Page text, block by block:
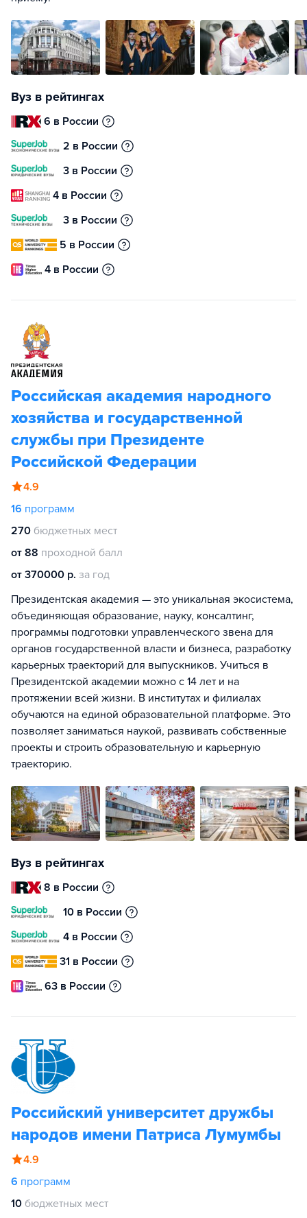
Вуз в рейтингах
6 в России
2 в России
3 в России
4 в России
3 в России
5 в России
4 в России
Российская академия народного
хозяйства и государственной
службы при Президенте
Российской Федерации
4.9
16 программ
270 бюджетных мест
от 88 проходной балл
от 370000 р. за год
Президентская академия — это уникальная экосистема,
объединяющая образование, науку, консалтинг,
программы подготовки управленческого звена для
органов государственной власти и бизнеса, разработку
карьерных траекторий для выпускников. Учиться в
Президентской академии можно с 14 лет и на
протяжении всей жизни. В институтах и филиалах
обучаются на единой образовательной платформе. Это
позволяет заниматься наукой, развивать собственные
проекты и строить образовательную и карьерную
траекторию.
Вуз в рейтингах
8 в России
10 в России
4 в России
31 в России
63 в России
Российский университет дружбы
народов имени Патриса Лумумбы
4.9
6 программ
10 бюджетных мест